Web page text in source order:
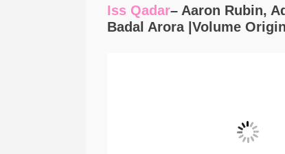
Iss Qadar– Aaron Rubin,
Badal Arora |Volume